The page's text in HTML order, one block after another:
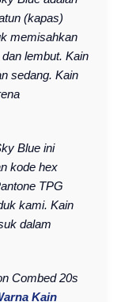
(kapas)
memisahkan
lembut. Kain
sedang. Kain
Blue ini
kode hex
TPG
kami. Kain
dalam
Combed 20s
Kain